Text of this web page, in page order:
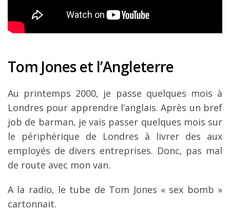
Tom Jones et l’Angleterre
Au printemps 2000, je passe quelques mois à
Londres pour apprendre l’anglais. Après un bref
job de barman, je vais passer quelques mois sur
le périphérique de Londres à livrer des aux
employés de divers entreprises. Donc, pas mal
de route avec mon van.
A la radio, le tube de Tom Jones « sex bomb »
cartonnait.